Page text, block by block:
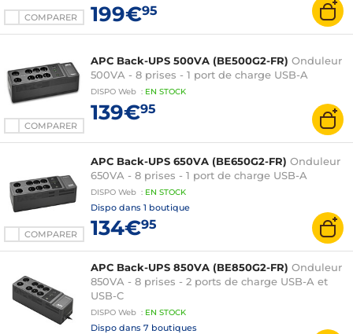
COMPARER 199€95
COMPARER
APC Back-UPS 500VA (BE500G2-FR) Onduleur
500VA - 8 prises - 1 port de charge USB-A
DISPO Web : EN STOCK
139€95
COMPARER
APC Back-UPS 650VA (BE650G2-FR) Onduleur
650VA - 8 prises - 1 port de charge USB-A
DISPO Web : EN STOCK
Dispo dans 1 boutique
134€95
APC Back-UPS 850VA (BE850G2-FR) Onduleur
850VA - 8 prises - 2 ports de charge USB-A et
USB-C
DISPO Web : EN STOCK
Dispo dans 7 boutiques